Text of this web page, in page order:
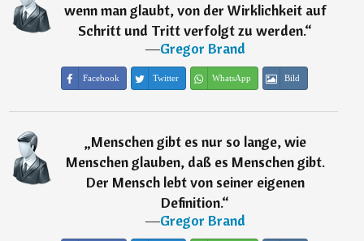
wenn man glaubt, von der Wirklichkeit auf
Schritt und Tritt verfolgt zu werden.“
―Gregor Brand
Facebook Twitter WhatsApp Bild
„Menschen gibt es nur so lange, wie
Menschen glauben, daß es Menschen gibt.
Der Mensch lebt von seiner eigenen
Definition.“
―Gregor Brand